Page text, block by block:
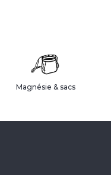
Magnésie & sacs